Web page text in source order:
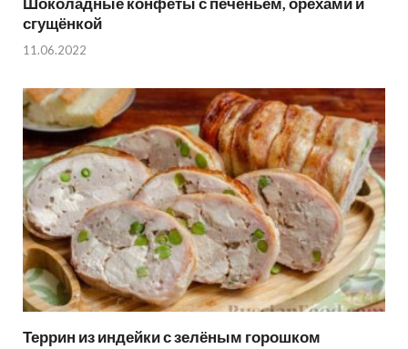
сгущёнкой
11.06.2022
Террин из индейки с зелёным горошком